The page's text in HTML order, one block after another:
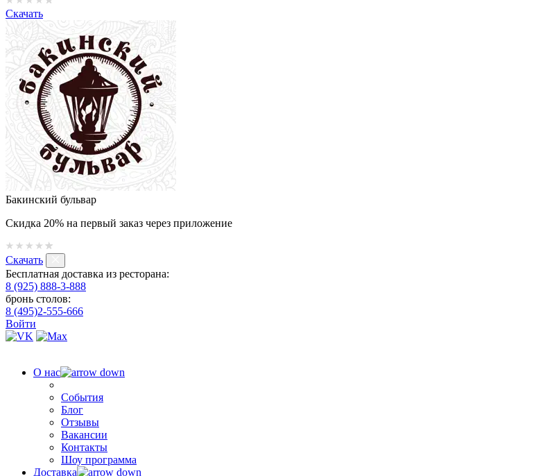
Скачать
Бакинский бульвар
Скидка 20% на первый заказ через приложение
Скачать
Бесплатная доставка из ресторана:
8 (925) 888-3-888
бронь столов:
8 (495)2-555-666
Войти
О нас
События
Блог
Отзывы
Вакансии
Контакты
Шоу программа
Доставка